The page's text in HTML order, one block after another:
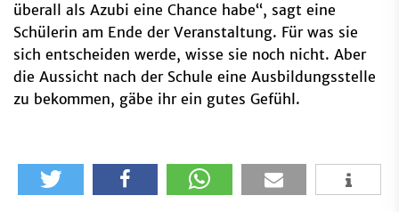
überall als Azubi eine Chance habe“, sagt eine
Schülerin am Ende der Veranstaltung. Für was sie
sich entscheiden werde, wisse sie noch nicht. Aber
die Aussicht nach der Schule eine Ausbildungsstelle
zu bekommen, gäbe ihr ein gutes Gefühl.